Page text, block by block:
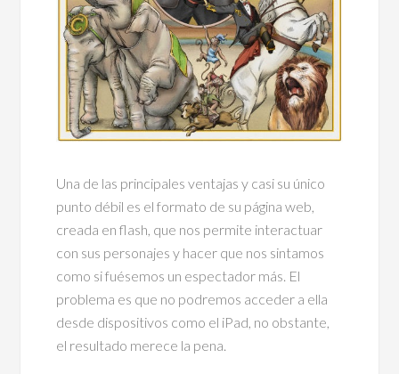
Una de las principales ventajas y casi su único
punto débil es el formato de su página web,
creada en flash, que nos permite interactuar
con sus personajes y hacer que nos sintamos
como si fuésemos un espectador más. El
problema es que no podremos acceder a ella
desde dispositivos como el iPad, no obstante,
el resultado merece la pena.